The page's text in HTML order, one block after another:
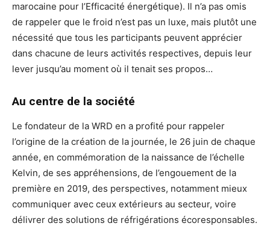
marocaine pour l’Efficacité énergétique). Il n’a pas omis
de rappeler que le froid n’est pas un luxe, mais plutôt une
nécessité que tous les participants peuvent apprécier
dans chacune de leurs activités respectives, depuis leur
lever jusqu’au moment où il tenait ses propos…
Au centre de la société
Le fondateur de la WRD en a profité pour rappeler
l’origine de la création de la journée, le 26 juin de chaque
année, en commémoration de la naissance de l’échelle
Kelvin, de ses appréhensions, de l’engouement de la
première en 2019, des perspectives, notamment mieux
communiquer avec ceux extérieurs au secteur, voire
délivrer des solutions de réfrigérations écoresponsables.